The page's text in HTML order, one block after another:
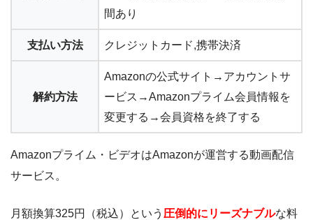
間あり
支払い方法 クレジットカード,携帯決済
解約方法
Amazonの公式サイト→アカウントサ
ービス→Amazonプライム会員情報を
変更する→会員資格を終了する
Amazonプライム・ビデオはAmazonが運営する動画配信
サービス。
月額換算325円（税込）という 圧倒的にリーズナブルな料